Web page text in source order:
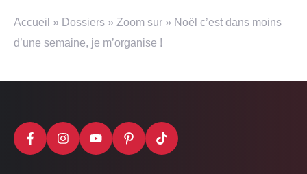
Accueil » Dossiers » Zoom sur » Noël c’est dans moins
d’une semaine, je m’organise !